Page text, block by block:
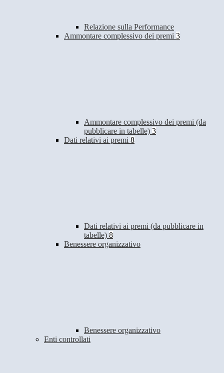
Relazione sulla Performance
Ammontare complessivo dei premi 3
Ammontare complessivo dei premi (da
pubblicare in tabelle) 3
Dati relativi ai premi 8
Dati relativi ai premi (da pubblicare in
tabelle) 8
Benessere organizzativo
Benessere organizzativo
Enti controllati